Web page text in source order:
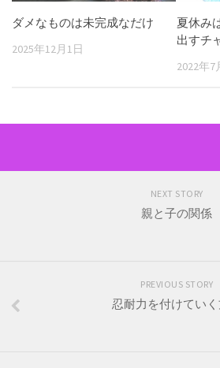
ダメなものは未完成なだけ
2025年12月1日
夏休み
出すチ
2022年7
NEXT STORY
親と子の関係
PREVIOUS STORY
忍耐力を付けてい